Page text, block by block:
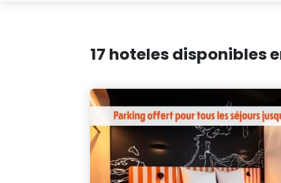
17 hoteles disponibles